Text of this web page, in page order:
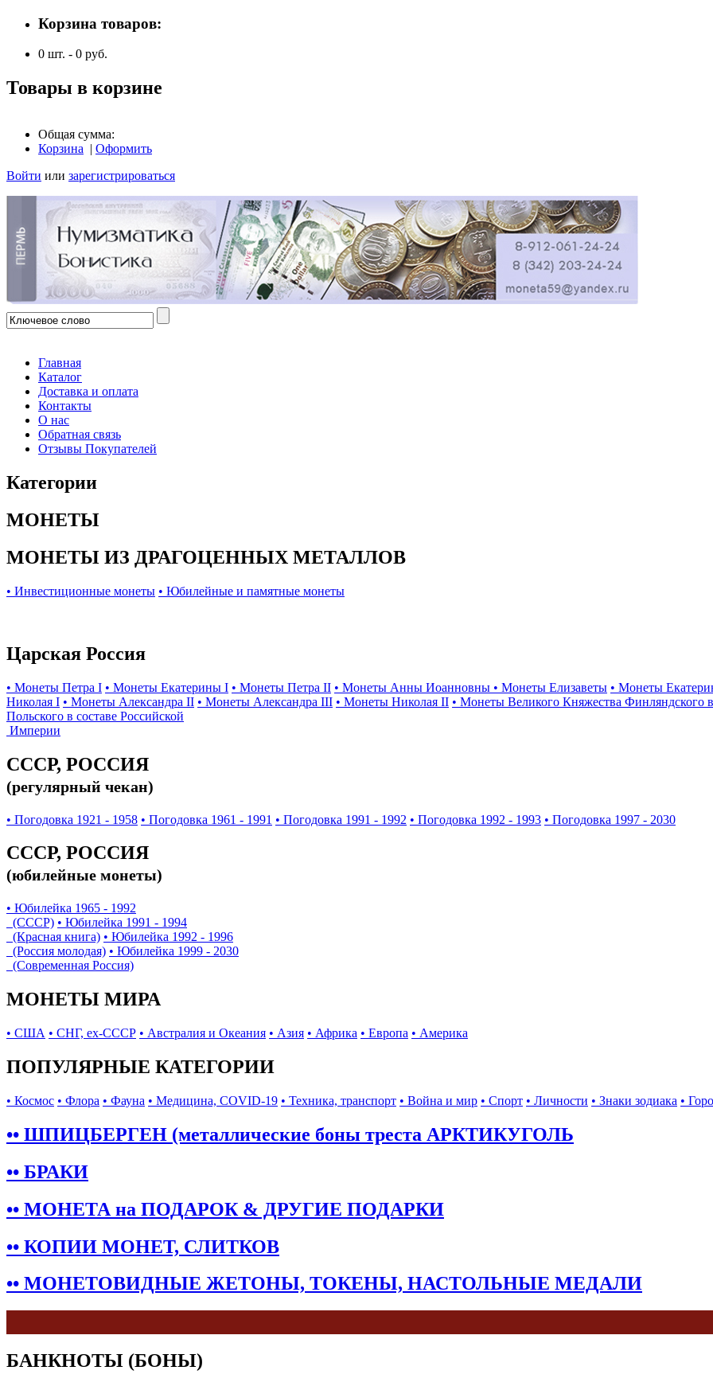
Корзина товаров:
0 шт. - 0 руб.
Товары в корзине
Общая сумма:
Корзина | Оформить
Войти или зарегистрироваться
Главная
Каталог
Доставка и оплата
Контакты
О нас
Обратная связь
Отзывы Покупателей
Категории
МОНЕТЫ
МОНЕТЫ ИЗ ДРАГОЦЕННЫХ МЕТАЛЛОВ
• Инвестиционные монеты • Юбилейные и памятные монеты
Царская Россия
• Монеты Петра I • Монеты Екатерины I • Монеты Петра II • Монеты Анны Иоанновны • Монеты Елизаветы • Монеты
Николая I • Монеты Александра II • Монеты Александра III • Монеты Николая II • Монеты Великого Княжества Финляндского
Польского в составе Российской
Империи
СССР, РОССИЯ
(регулярный чекан)
• Погодовка 1921 - 1958 • Погодовка 1961 - 1991 • Погодовка 1991 - 1992 • Погодовка 1992 - 1993 • Погодовка 1997 - 2030
СССР, РОССИЯ
(юбилейные монеты)
• Юбилейка 1965 - 1992
(СССР) • Юбилейка 1991 - 1994
(Красная книга) • Юбилейка 1992 - 1996
(Россия молодая) • Юбилейка 1999 - 2030
(Современная Россия)
МОНЕТЫ МИРА
• США • СНГ, ex-СССР • Австралия и Океания • Азия • Африка • Европа • Америка
ПОПУЛЯРНЫЕ КАТЕГОРИИ
• Космос • Флора • Фауна • Медицина, COVID-19 • Техника, транспорт • Война и мир • Спорт • Личности • Знаки зодиака •
•• ШПИЦБЕРГЕН (металлические боны треста АРКТИКУГОЛЬ
•• БРАКИ
•• МОНЕТА на ПОДАРОК & ДРУГИЕ ПОДАРКИ
•• КОПИИ МОНЕТ, СЛИТКОВ
•• МОНЕТОВИДНЫЕ ЖЕТОНЫ, ТОКЕНЫ, НАСТОЛЬНЫЕ МЕДАЛИ
БАНКНОТЫ (БОНЫ)